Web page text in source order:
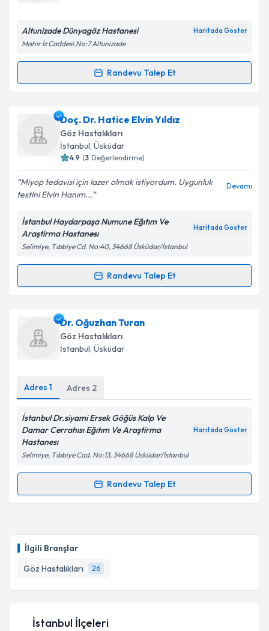
İlgili Branşlar
Göz Hastalıkları
26
Kişisel verilerimin işlenmesine ilişkin
Metni'ni okudum ve kişisel verilerimin belirtilen
Takvim Talebini Gönder
Altunizade Dünyagöz Hastanesi Haritada Göster
Mahir İz Caddesi.No:7 Altunizade
Randevu Talep Et
Randevu Takvimi Talebi
Prof. Dr. Gökhan Pekeliçin randevu takvimi talebi
oluşturun. Size bu uzmandan randevu almanız için bir
takvim hazırlandığında e-posta ile bilgilendireceğiz.
Kişisel verilerimin işlenmesine ilişkin
Aydınlatma
Metni'ni okudum ve kişisel verilerimin belirtilen
kapsamda işlenmesini kabul ediyorum.
Takvim Talebini Gönder
Doç. Dr. Hatice Elvin Yıldız
Göz Hastalıkları
İstanbul, Üsküdar
4.9 (3 Değerlendirme)
Miyop tedavisi için lazer olmak istiyordum. Uygunluk
testini Elvin Hanım...
Devamı
İstanbul Haydarpaşa Numune Eğıtım Ve
Araştirma Hastanesı
Haritada Göster
Selimiye, Tıbbiye Cd. No:40, 34668 Üsküdar/İstanbul
Randevu Talep Et
Randevu Takvimi Talebi
Doç. Dr. Hatice Elvin Yıldız
talebi oluşturun. Size bu uzmandan randevu almanız
için bir takvim hazırlandığında e-posta ile
Kişisel verilerimin işlenmesine ilişkin
Metni'ni okudum ve kişisel verilerimin belirtilen
Dr. Oğuzhan Turan
Göz Hastalıkları
İstanbul, Üsküdar
Adres 1 Adres 2
İstanbul Dr.siyami Ersek Göğüs Kalp Ve
Damar Cerrahısı Eğıtım Ve Araştirma
Hastanesı
Haritada Göster
Selimiye, Tıbbiye Cad. No:13, 34668 Üsküdar/İstanbul
Randevu Talep Et
Randevu Takvimi Talebi
takvim hazırlandığında e-posta ile bilgilendireceğiz.
E-posta Adresiniz
İstanbul İlçeleri